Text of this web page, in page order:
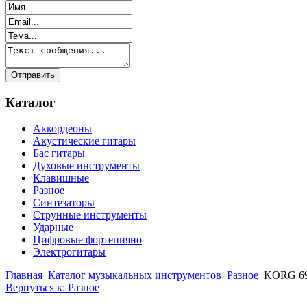
Каталог
Аккордеоны
Акустические гитары
Бас гитары
Духовые инструменты
Клавишные
Разное
Синтезаторы
Струнные инструменты
Ударные
Цифровые фортепияно
Электрогитары
Главная Каталог музыкальных инструментов Разное KORG
Вернуться к: Разное